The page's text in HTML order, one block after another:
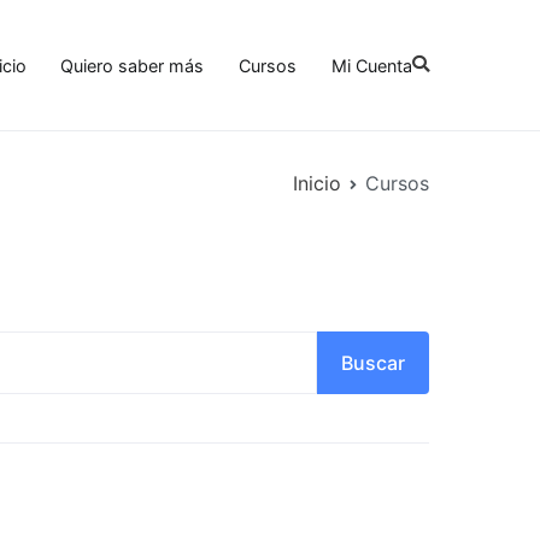
Quiero saber más Cursos Mi Cuenta
Inicio Cursos
Buscar